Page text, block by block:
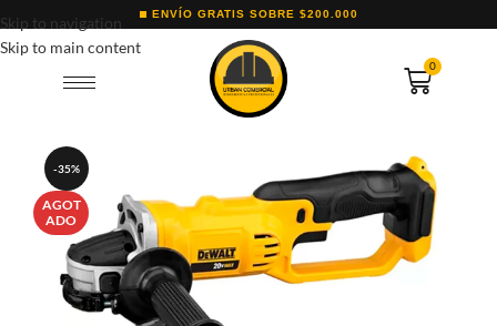
Skip to navigation
Skip to main content
ENVÍO GRATIS SOBRE $200.000
0
-35%
AGOT
ADO